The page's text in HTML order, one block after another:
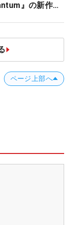
』の新作を
ページ上部へ